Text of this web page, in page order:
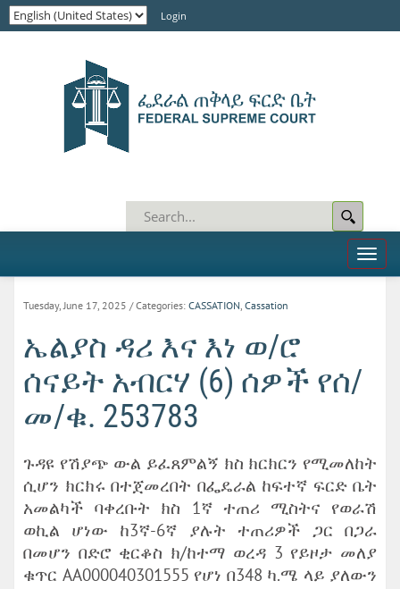
Login
Toggle
Tuesday, June 17, 2025 / Categories: CASSATION, Cassation
ኤልያስ ዳሪ እና እነ ወ/ሮ
ሰናይት አብርሃ (6) ሰዎች የሰ/
መ/ቁ. 253783
ጉዳዩ የሽያጭ ውል ይፈጸምልኝ ክስ ክርክርን የሚመለከት
ሲሆን ክርክሩ በተጀመረበት በፌዴራል ከፍተኛ ፍርድ ቤት
አመልካች ባቀረቡት ክስ 1ኛ ተጠሪ ሚስትና የወራሽ
ወኪል ሆነው ከ3ኛ-6ኛ ያሉት ተጠሪዎች ጋር በጋራ
በመሆን በድሮ ቂርቆስ ክ/ከተማ ወረዳ 3 የይዞታ መለያ
ቁጥር AA000040301555 የሆነ በ348 ካ.ሜ ላይ ያለውን